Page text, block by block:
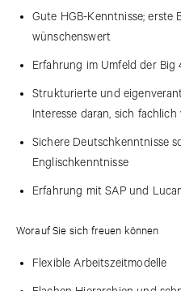
Gute HGB-Kenntnisse; erste
wünschenswert
Erfahrung im Umfeld der Big
Strukturierte und
Interesse daran, sich
Sichere Deutschkenntnisse
Englischkenntnisse
Erfahrung mit SAP und
Worauf Sie sich freuen können
Flexible Arbeitszeitmodelle